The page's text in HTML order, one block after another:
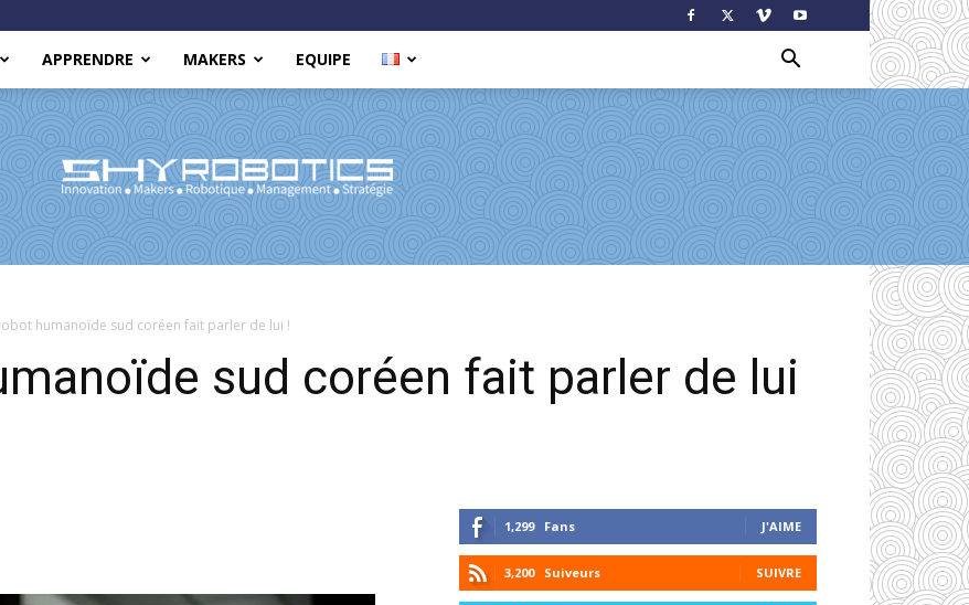
APPRENDRE MAKERS EQUIPE
humanoïde sud coréen fait parler de lui !
sud coréen fait parler de lui
1,299 Fans J'AIME
3,200 Suiveurs SUIVRE